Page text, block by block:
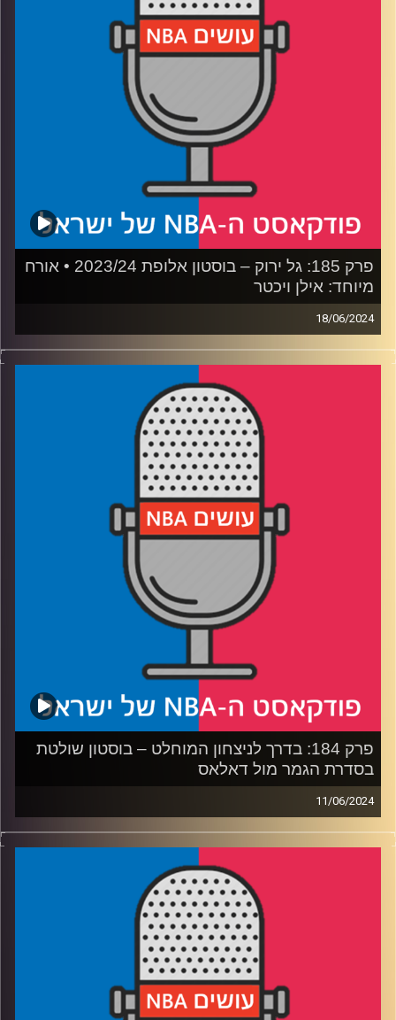
רבע 4: קייטלין קלארק ואנג׳ל ריס מרימות ענף שלם, דני וולף
ועמנואל שארפ מרימים את הדגל
פרק 185: גל ירוק – בוסטון אלופת 2023/24 • אורח
מיוחד: אילן ויכטר
18/06/2024
פודקאסט האן.בי.איי עם ערן סורוקה, שרון דוידוביץ', משה
דוידוביץ' ועידן לוצקי, בשיתוף קול האוניברסיטה.
רבע 2: דאלאס מאבריקס מפסידה למרות השחקן הכי טוב
רבע 3: מה ניקח מפלייאוף 2024 וציפיות ראשוניות לעונה
רבע 4: נפרדים מג'רי ווסט, ומתכוננים לפרישה של צ׳ארלס
עידן לוצקי
פרק 184: בדרך לניצחון המוחלט – בוסטון שולטת
בסדרת הגמר מול דאלאס
11/06/2024
פודקאסט האן.בי.איי עם ערן סורוקה, שרון דוידוביץ', משה
דוידוביץ' ועידן לוצקי, בשיתוף קול האוניברסיטה.
רבע 3: מה הסלטיקס והמאבריקס יצטרכו להביא להמשך